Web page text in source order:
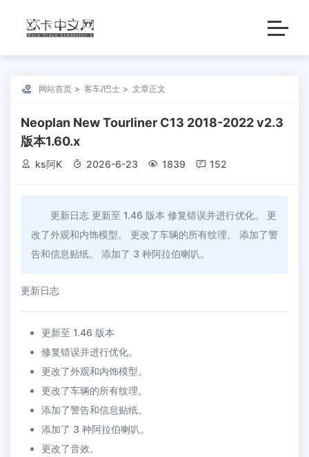
 网站首页 客车/巴士 文章正文
Neoplan New Tourliner C13 2018-2022 v2.3
版本1.60.x
 ks阿K  2026-6-23  1839  152
更新日志 更新至 1.46 版本 修复错误并进行优化。 更
改了外观和内饰模型。 更改了车辆的所有纹理。 添加了警
告和信息贴纸。 添加了 3 种阿拉伯喇叭。
更新日志
更新至 1.46 版本
修复错误并进行优化。
更改了外观和内饰模型。
更改了车辆的所有纹理。
添加了警告和信息贴纸。
添加了 3 种阿拉伯喇叭。
更改了音效。